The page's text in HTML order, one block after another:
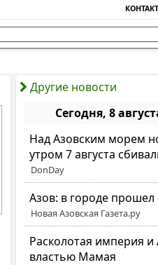
Другие новости
Сегодня, 8
Над Азовским морем
утром 7 августа
DonDay
Азов: в городе прошел
Новая Азовская Газета.ру
Расколотая империя и
властью Мамая